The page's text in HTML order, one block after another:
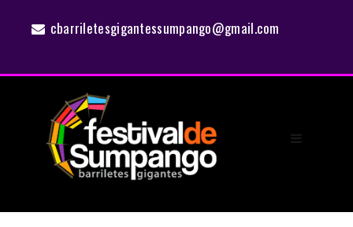
cbarriletesgigantessumpango@gmail.com